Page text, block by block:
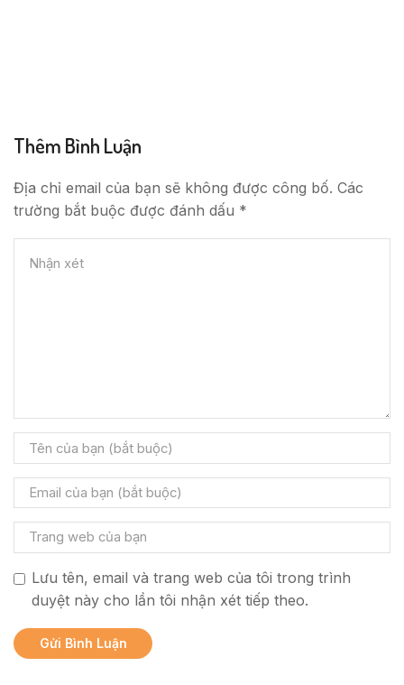
Thêm Bình Luận
Địa chỉ email của bạn sẽ không được công bố. Các
trường bắt buộc được đánh dấu *
Lưu tên, email và trang web của tôi trong trình
duyệt này cho lần tôi nhận xét tiếp theo.